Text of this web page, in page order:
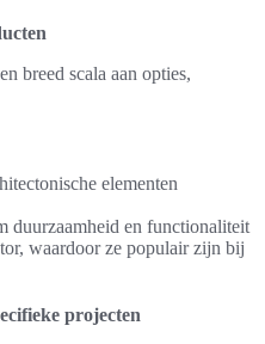
breed scala aan opties,
elementen
duurzaamheid en functionaliteit
waardoor ze populair zijn bij
projecten